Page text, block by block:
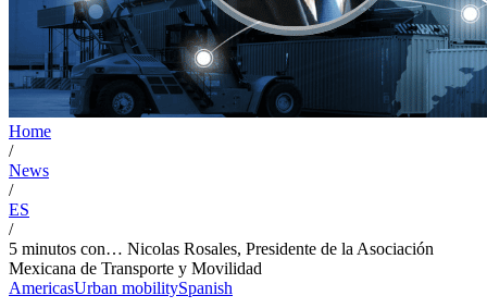
Home
/
News
/
ES
/
5 minutos con… Nicolas Rosales, Presidente de la Asociación
Mexicana de Transporte y Movilidad
AmericasUrban mobilitySpanish